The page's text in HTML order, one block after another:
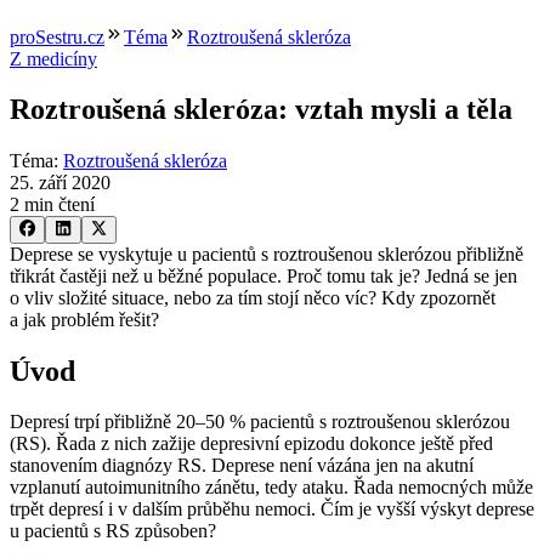
proSestru.cz Téma
Roztroušená skleróza
Z medicíny
Roztroušená skleróza: vztah mysli a těla
Téma: Roztroušená skleróza
25. září 2020
2 min čtení
Deprese se vyskytuje u pacientů s roztroušenou sklerózou přibližně
třikrát častěji než u běžné populace. Proč tomu tak je? Jedná se jen
o vliv složité situace, nebo za tím stojí něco víc? Kdy zpozornět
a jak problém řešit?
Úvod
Depresí trpí přibližně 20–50 % pacientů s roztroušenou sklerózou
(RS). Řada z nich zažije depresivní epizodu dokonce ještě před
stanovením diagnózy RS. Deprese není vázána jen na akutní
vzplanutí autoimunitního zánětu, tedy ataku. Řada nemocných může
trpět depresí i v dalším průběhu nemoci. Čím je vyšší výskyt deprese
u pacientů s RS způsoben?